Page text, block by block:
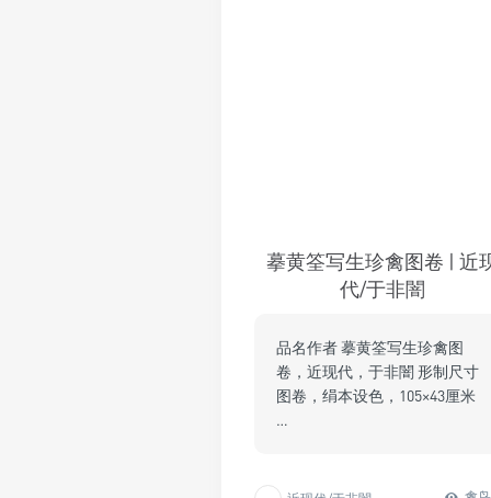
摹黄筌写生珍禽图卷 | 近
代/于非闇
品名作者 摹黄筌写生珍禽图
卷，近现代，于非闇 形制尺寸
图卷，绢本设色，105×43厘米
…